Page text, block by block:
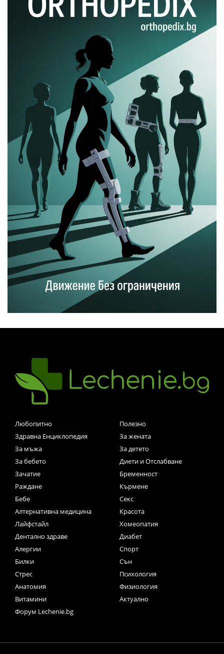
Любопитно
Полезно
Здравна Енциклопедия
За жената
За мъжа
За детето
За бебето
Диети и Отслабване
Зачатие
Бременност
Раждане
Кърмене
Бебе
Секс
Алтернативна медицина
Красота
Лайфстайл
Хомеопатия
Дентално здраве
Диабет
Алергии
Спорт
Билки
Сън
Стрес
Психология
Анатомия
Физиология
Витамини
Актуално
Форум Lechenie.bg